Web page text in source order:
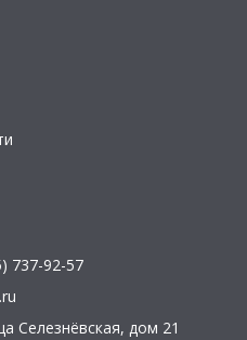
737-92-57
Селезнёвская, дом 21